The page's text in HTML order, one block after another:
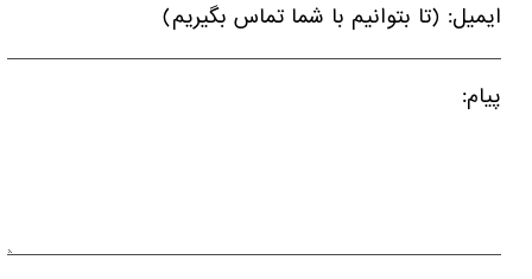
ایمیل: (تا بتوانیم با شما تماس بگیریم)
پیام: